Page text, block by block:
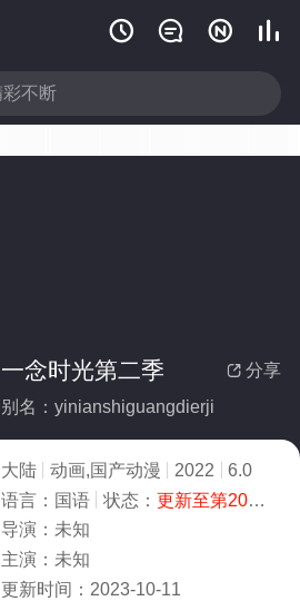
   
 分享
一念时光第二季
别名：yinianshiguangdierji
大陆 动画,国产动漫 2022
6.0
语言： 国语 状态： 更新至第20集
导演： 未知
主演： 未知
更新时间： 2023-10-11